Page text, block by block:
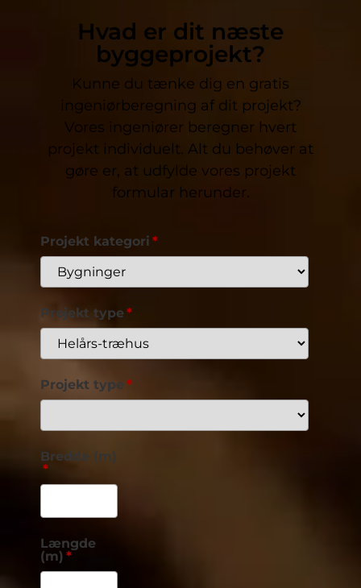
Hvad er dit næste
byggeprojekt?
Kunne du tænke dig en gratis
ingeniørberegning af dit projekt?
Vores ingeniører beregner hvert
projekt individuelt. Alt du behøver at
gøre er, at udfylde vores projekt
formular herunder.
Projekt kategori
Projekt type
Projekt type
Bredde (m)
Længde
(m)